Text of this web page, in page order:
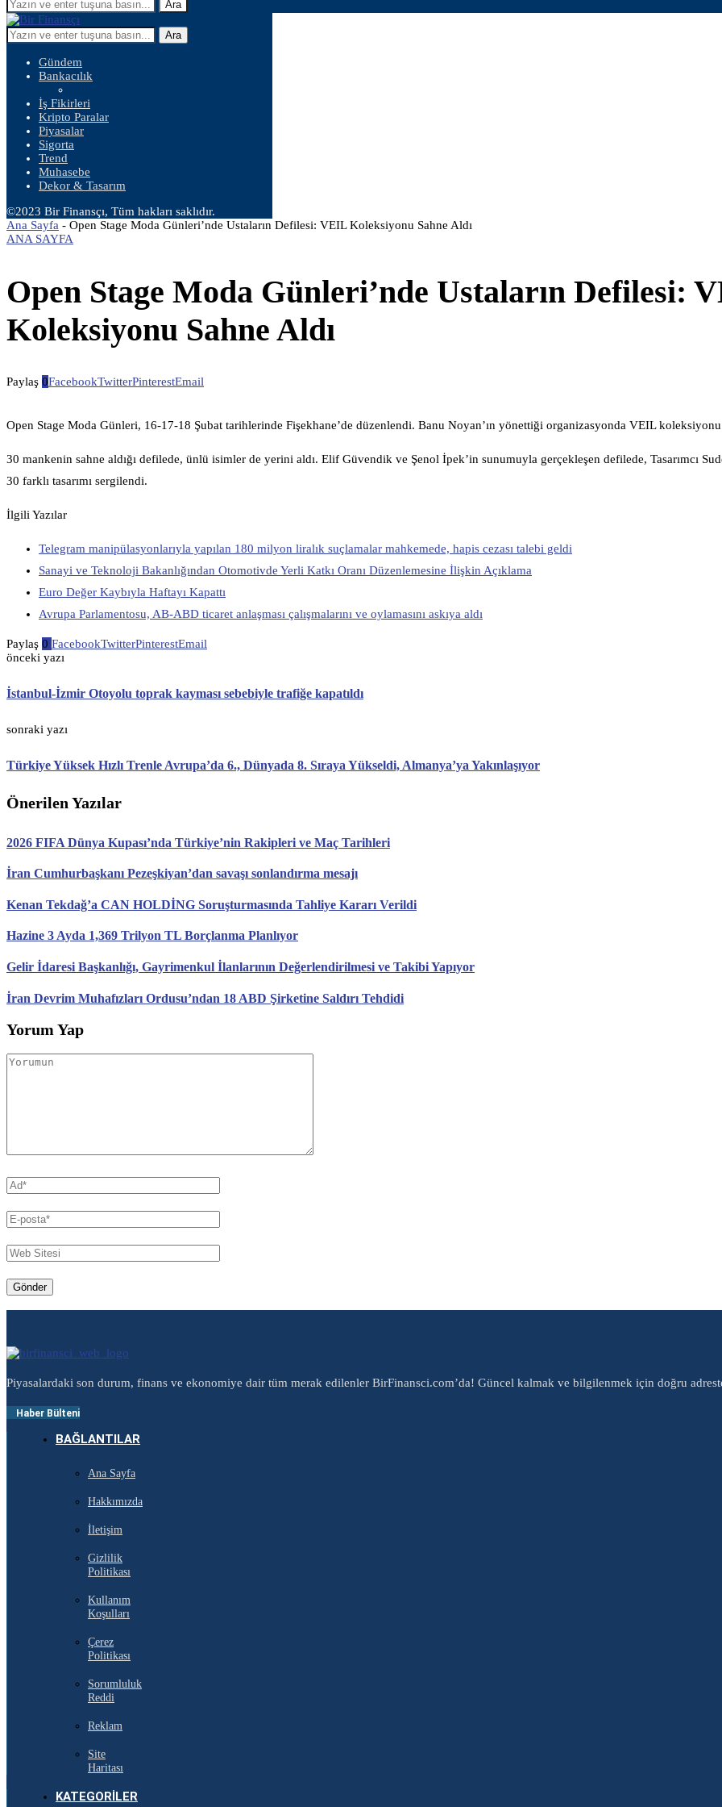
Ara
Ara
Gündem
Bankacılık
İş Fikirleri
Kripto Paralar
Piyasalar
Sigorta
Trend
Muhasebe
Dekor & Tasarım
©2023 Bir Finansçı, Tüm hakları saklıdır.
Ana Sayfa - Open Stage Moda Günleri’nde Ustaların Defilesi: VEIL Koleksiyonu Sahne Aldı
ANA SAYFA
Open Stage Moda Günleri’nde Ustaların Defilesi:
Koleksiyonu Sahne Aldı
Paylaş 0FacebookTwitterPinterestEmail
Open Stage Moda Günleri, 16-17-18 Şubat tarihlerinde Fişekhane’de düzenlendi. Banu Noyan’ın yönettiği organizasyonda VEIL
30 mankenin sahne aldığı defilede, ünlü isimler de yerini aldı. Elif Güvendik ve Şenol İpek’in sunumuyla gerçekleşen defilede, Tasarımcı
30 farklı tasarımı sergilendi.
İlgili Yazılar
Telegram manipülasyonlarıyla yapılan 180 milyon liralık suçlamalar mahkemede, hapis cezası talebi geldi
Sanayi ve Teknoloji Bakanlığından Otomotivde Yerli Katkı Oranı Düzenlemesine İlişkin Açıklama
Euro Değer Kaybıyla Haftayı Kapattı
Avrupa Parlamentosu, AB-ABD ticaret anlaşması çalışmalarını ve oylamasını askıya aldı
Paylaş 0 FacebookTwitterPinterestEmail
önceki yazı
İstanbul-İzmir Otoyolu toprak kayması sebebiyle trafiğe kapatıldı
sonraki yazı
Türkiye Yüksek Hızlı Trenle Avrupa’da 6., Dünyada 8. Sıraya Yükseldi, Almanya’ya Yakınlaşıyor
Önerilen Yazılar
2026 FIFA Dünya Kupası’nda Türkiye’nin Rakipleri ve Maç Tarihleri
İran Cumhurbaşkanı Pezeşkiyan’dan savaşı sonlandırma mesajı
Kenan Tekdağ’a CAN HOLDİNG Soruşturmasında Tahliye Kararı Verildi
Hazine 3 Ayda 1,369 Trilyon TL Borçlanma Planlıyor
Gelir İdaresi Başkanlığı, Gayrimenkul İlanlarının Değerlendirilmesi ve Takibi Yapıyor
İran Devrim Muhafızları Ordusu’ndan 18 ABD Şirketine Saldırı Tehdidi
Yorum Yap
Piyasalardaki son durum, finans ve ekonomiye dair tüm merak edilenler BirFinansci.com’da! Güncel kalmak ve bilgilenmek için doğru
Haber Bülteni
BAĞLANTILAR
Ana Sayfa
Hakkımızda
İletişim
Gizlilik
Politikası
Kullanım
Koşulları
Çerez
Politikası
Sorumluluk
Reddi
Reklam
Site
Haritası
KATEGORILER